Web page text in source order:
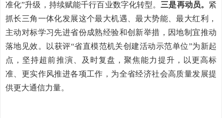
准化”升级，持续赋能千行百业数字化转型。 三是再动员。 紧
抓长三角一体化发展这个最大机遇、最大势能、最大红利，
主动对标学习先进省份成熟经验和创新举措，因地制宜推动
落地见效。以获评“省直模范机关创建活动示范单位”为新起
点，坚持超前推演、及时复盘，聚焦能力提升，以更高标
准、更实作风推进各项工作， 为全省经济社会高质量发展提
供更大通信力量。